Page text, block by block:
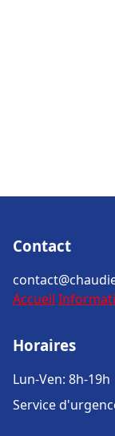
Contact
Accueil
Horaires
Lun-Ven: 8h-19h
Service